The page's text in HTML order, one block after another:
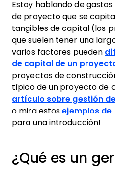
Estoy hablando de
de proyecto que se
tangibles de capital (los
que suelen tener una
varios factores pueden
de capital de un
proyectos de
típico de un proyecto de
artículo sobre gestión
o mira estosejemplos de
para una introducción!
¿Qué es un